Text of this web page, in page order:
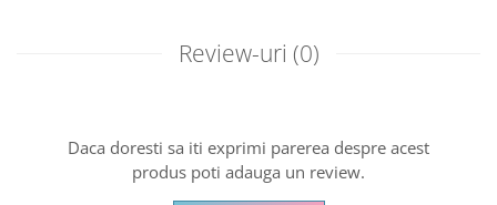
Review-uri (0)
Daca doresti sa iti exprimi parerea despre acest
produs poti adauga un review.